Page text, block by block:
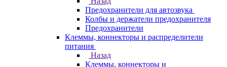
Предохранители для автозвука
Колбы и держатели предохранителя
Предохранители
Клеммы, коннекторы и распределители
питания
Назад
Клеммы, коннекторы и